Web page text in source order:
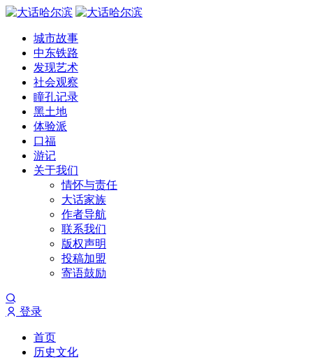
城市故事
中东铁路
发现艺术
社会观察
瞳孔记录
黑土地
体验派
口福
游记
关于我们
情怀与责任
大话家族
作者导航
联系我们
版权声明
投稿加盟
寄语鼓励
登录
首页
历史文化